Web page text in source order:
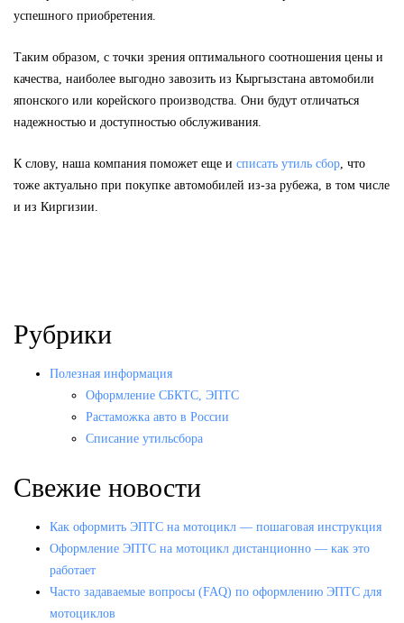
успешного приобретения.
Таким образом, с точки зрения оптимального соотношения цены и
качества, наиболее выгодно завозить из Кыргызстана автомобили
японского или корейского производства. Они будут отличаться
надежностью и доступностью обслуживания.
К слову, наша компания поможет еще и списать утиль сбор, что
тоже актуально при покупке автомобилей из-за рубежа, в том числе
и из Киргизии.
Рубрики
Полезная информация
Оформление СБКТС, ЭПТС
Растаможка авто в России
Списание утильсбора
Свежие новости
Как оформить ЭПТС на мотоцикл — пошаговая инструкция
Оформление ЭПТС на мотоцикл дистанционно — как это
работает
Часто задаваемые вопросы (FAQ) по оформлению ЭПТС для
мотоциклов